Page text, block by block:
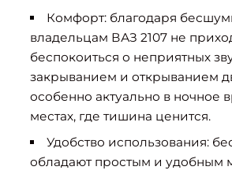
Комфорт: благодаря
владельцам ВАЗ 2107 не
беспокоиться о неприятных
закрыванием и открыванием
особенно актуально в ночное
местах, где тишина ценится.
Удобство использования:
обладают простым и удобным